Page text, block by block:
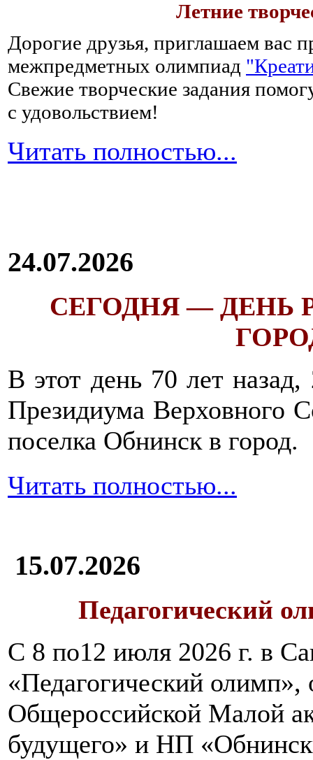
Летние
Дорогие друзья, приглашаем вас
межпредметных олимпиад
Свежие творческие задания
с удовольствием!
Читать полностью...
24.07.2026
СЕГОДНЯ — ДЕНЬ
В этот день 70 лет
Президиума Верховного
поселка Обнинск в город.
Читать полностью...
15.07.2026
Педагогический
С 8 по12 июля 2026 г. в
«Педагогический олимп»,
Общероссийской Малой
будущего» и НП